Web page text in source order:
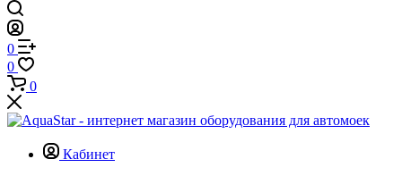
0
0
0
Кабинет